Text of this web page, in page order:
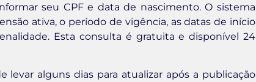
seu CPF e data de nascimento. O sistema
ativa, o período de vigência, as datas de início
Esta consulta é gratuita e disponível 24
levar alguns dias para atualizar após a publicação